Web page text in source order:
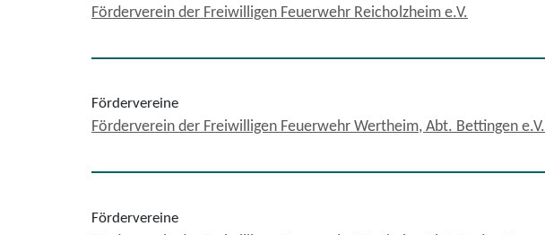
Förderverein der Freiwilligen Feuerwehr Reicholzheim e.V.
Fördervereine
Förderverein der Freiwilligen Feuerwehr Wertheim, Abt. Bettingen e.V.
Fördervereine